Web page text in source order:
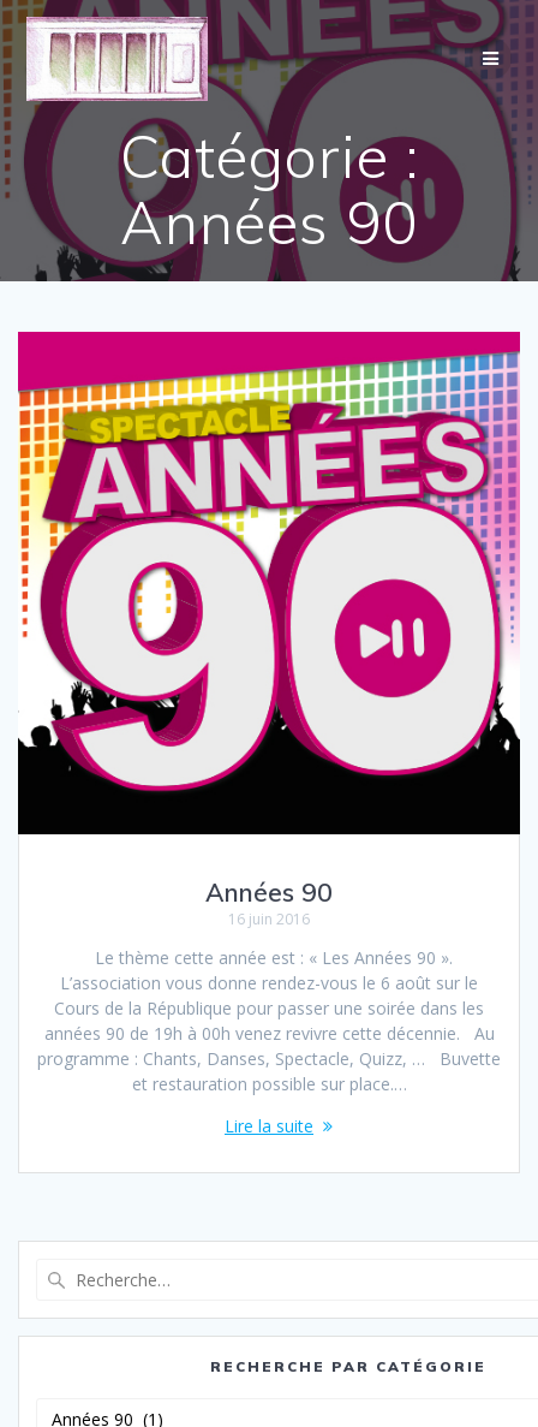
Skip
to
content
Catégorie :
Années 90
Années 90
16 juin 2016
Le thème cette année est : « Les Années 90 ».
L’association vous donne rendez-vous le 6 août sur le
Cours de la République pour passer une soirée dans les
années 90 de 19h à 00h venez revivre cette décennie. Au
programme : Chants, Danses, Spectacle, Quizz, … Buvette
et restauration possible sur place.…
Lire la suite
:
RECHERCHE PAR CATÉGORIE